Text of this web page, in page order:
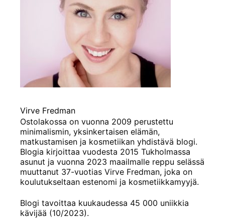
Virve Fredman
Ostolakossa on vuonna 2009 perustettu
minimalismin, yksinkertaisen elämän,
matkustamisen ja kosmetiikan yhdistävä blogi.
Blogia kirjoittaa vuodesta 2015 Tukholmassa
asunut ja vuonna 2023 maailmalle reppu selässä
muuttanut 37-vuotias Virve Fredman, joka on
koulutukseltaan estenomi ja kosmetiikkamyyjä.
Blogi tavoittaa kuukaudessa 45 000 uniikkia
kävijää (10/2023).